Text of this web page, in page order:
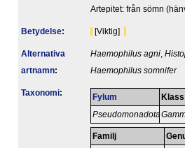
Artepitet: från sömn
Betydelse: [Viktig]
Alternativa
artnamn:
Haemophilus agni
Haemophilus somnifer
Taxonomi: Fylum
Pseudomonadota
Klass
Familj